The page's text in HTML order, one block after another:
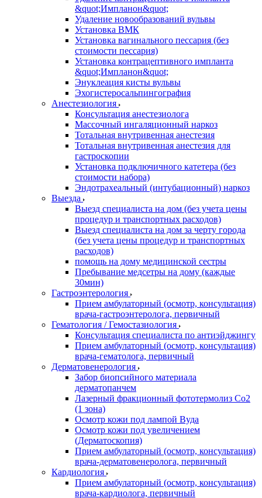
&quot;Импланон&quot;
Удаление новообразований вульвы
Установка ВМК
Установка вагинального пессария (без
стоимости пессария)
Установка контрацептивного импланта
&quot;Импланон&quot;
Энуклеация кисты вульвы
Эхогистеросальпингография
Анестезиология
Консультация анестезиолога
Массочный ингаляционный наркоз
Тотальная внутривенная анестезия
Тотальная внутривенная анестезия для
гастроскопии
Установка подключичного катетера (без
стоимости набора)
Эндотрахеальный (интубационный) наркоз
Выезда
Выезд специалиста на дом (без учета цены
процедур и транспортных расходов)
Выезд специалиста на дом за черту города
(без учета цены процедур и транспортных
расходов)
помощь на дому медицинской сестры
Пребывание медсетры на дому (каждые
30мин)
Гастроэнтерология
Прием амбулаторный (осмотр, консультация)
врача-гастроэнтеролога, первичный
Гематология / Гемостазиология
Консультация специалиста по антиэйджингу
Прием амбулаторный (осмотр, консультация)
врача-гематолога, первичный
Дерматовенерология
Забор биопсийного материала
дерматопанчем
Лазерный фракционный фототермолиз Со2
(1 зона)
Осмотр кожи под лампой Вуда
Осмотр кожи под увеличением
(Дерматоскопия)
Прием амбулаторный (осмотр, консультация)
врача-дерматовенеролога, первичный
Кардиология
Прием амбулаторный (осмотр, консультация)
врача-кардиолога, первичный